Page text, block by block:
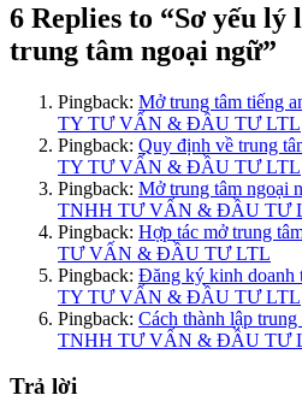
6 Replies to “Sơ yếu lý
trung tâm ngoại ngữ”
Pingback: Mở trung tâm tiếng
TY TƯ VẤN & ĐẦU TƯ LTL
Pingback: Quy định về trung
TY TƯ VẤN & ĐẦU TƯ LTL
Pingback: Mở trung tâm ngoại
TNHH TƯ VẤN & ĐẦU TƯ
Pingback: Hợp tác mở trung
TƯ VẤN & ĐẦU TƯ LTL
Pingback: Đăng ký kinh doanh
TY TƯ VẤN & ĐẦU TƯ LTL
Pingback: Cách thành lập
TNHH TƯ VẤN & ĐẦU TƯ
Trả lời